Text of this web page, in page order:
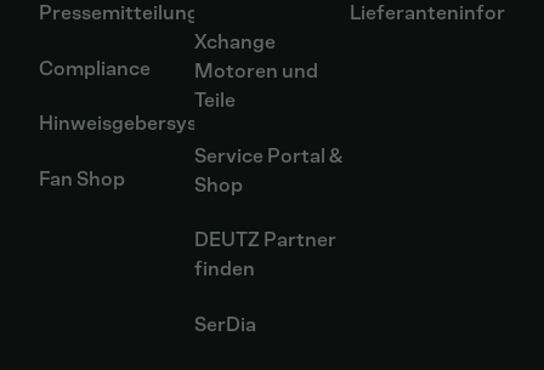
Pressemitteilungen
Compliance
Hinweisgebersystem
Fan Shop
Xchange
Motoren und
Teile
Service Portal &
Shop
DEUTZ Partner
finden
SerDia